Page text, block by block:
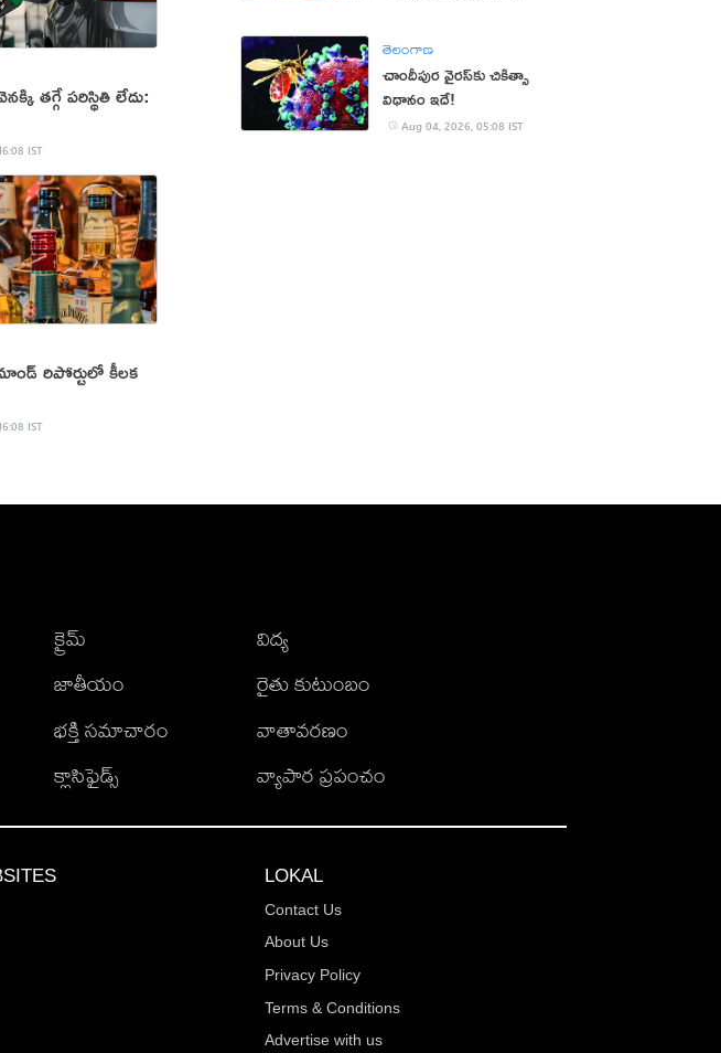
తగ్గే పరిస్థితి లేదు:
IST
రిపోర్టులో కీలక
IST
తెలంగాణ
చాందీపుర వైరస్‌కు చికిత్సా
విధానం ఇదే!
Aug 04, 2026, 05:08 IST
క్రైమ్
జాతీయం
భక్తి సమాచారం
క్లాసిఫైడ్స్
విద్య
రైతు కుటుంబం
వాతావరణం
వ్యాపార ప్రపంచం
LOKAL
Contact Us
About Us
Privacy Policy
Terms & Conditions
Advertise with us